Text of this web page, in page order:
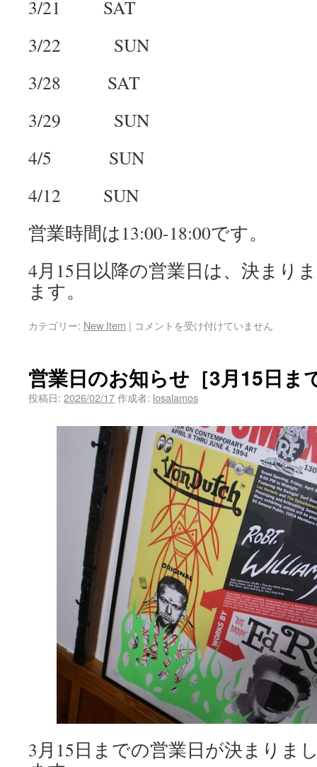
3/21 SAT
3/22 SUN
3/28 SAT
3/29 SUN
4/5 SUN
4/12 SUN
営業時間は13:00-18:00です。
4月15日以降の営業日は、決まり
ます。
カテゴリー: New Item | コメントを受け付けていません
営業日のお知らせ［3月15日ま
投稿日: 2026/02/17作成者: losalamos
3月15日までの営業日が決まりま